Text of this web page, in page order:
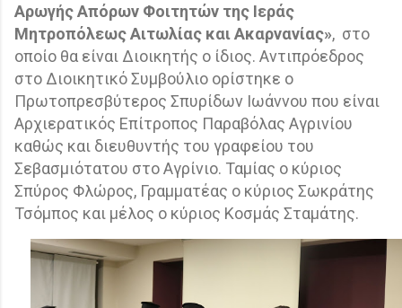
Αρωγής Απόρων Φοιτητών της Ιεράς
Μητροπόλεως Αιτωλίας και Ακαρνανίας», στο
οποίο θα είναι Διοικητής ο ίδιος. Αντιπρόεδρος
στο Διοικητικό Συμβούλιο ορίστηκε ο
Πρωτοπρεσβύτερος Σπυρίδων Ιωάννου που είναι
Αρχιερατικός Επίτροπος Παραβόλας Αγρινίου
καθώς και διευθυντής του γραφείου του
Σεβασμιότατου στο Αγρίνιο. Ταμίας ο κύριος
Σπύρος Φλώρος, Γραμματέας ο κύριος Σωκράτης
Τσόμπος και μέλος ο κύριος Κοσμάς Σταμάτης.